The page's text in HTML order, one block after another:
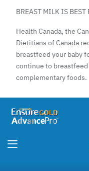
BREAST MILK IS BEST
Health Canada, the
Dietitians of Canada
breastfeed your baby
continue to
complementary foods.